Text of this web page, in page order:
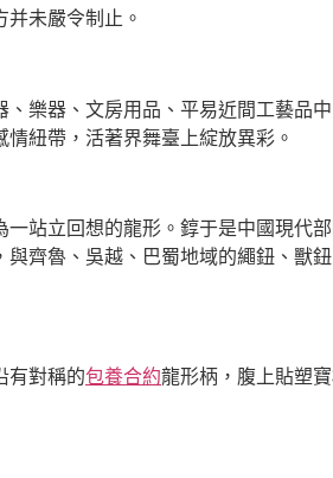
未嚴令制止。
樂器、文房用品、平易近間工藝品
紐帶，活著界舞臺上綻放異彩。
站立回想的龍形。錞于是中國現代
齊魯、吳越、巴蜀地域的繩鈕、獸
有對稱的包養合約龍形柄，腹上貼塑